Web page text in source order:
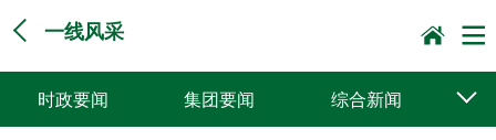
一线风采
时政要闻 集团要闻 综合新闻